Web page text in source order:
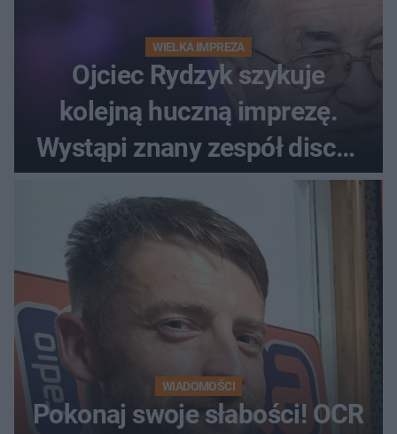
WIELKA IMPREZA
Ojciec Rydzyk szykuje
kolejną huczną imprezę.
Wystąpi znany zespół disco-
WIADOMOŚCI
Pokonaj swoje słabości! OCR